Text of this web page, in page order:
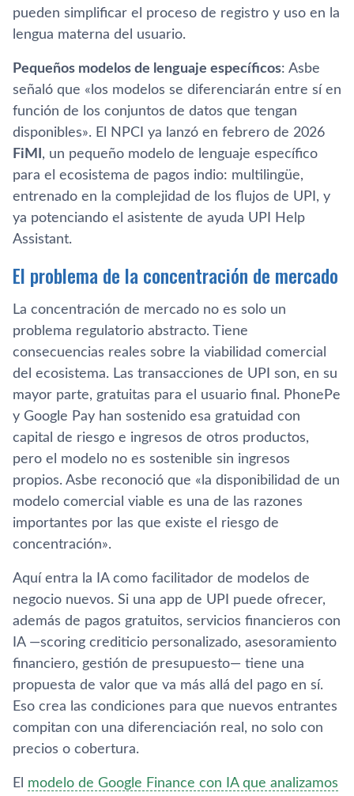
pueden simplificar el proceso de registro y uso en la
lengua materna del usuario.
Pequeños modelos de lenguaje específicos: Asbe
señaló que «los modelos se diferenciarán entre sí en
función de los conjuntos de datos que tengan
disponibles». El NPCI ya lanzó en febrero de 2026
FiMI , un pequeño modelo de lenguaje específico
para el ecosistema de pagos indio: multilingüe,
entrenado en la complejidad de los flujos de UPI, y
ya potenciando el asistente de ayuda UPI Help
Assistant.
El problema de la concentración de mercado
La concentración de mercado no es solo un
problema regulatorio abstracto. Tiene
consecuencias reales sobre la viabilidad comercial
del ecosistema. Las transacciones de UPI son, en su
mayor parte, gratuitas para el usuario final. PhonePe
y Google Pay han sostenido esa gratuidad con
capital de riesgo e ingresos de otros productos,
pero el modelo no es sostenible sin ingresos
propios. Asbe reconoció que «la disponibilidad de un
modelo comercial viable es una de las razones
importantes por las que existe el riesgo de
concentración».
Aquí entra la IA como facilitador de modelos de
negocio nuevos. Si una app de UPI puede ofrecer,
además de pagos gratuitos, servicios financieros con
IA —scoring crediticio personalizado, asesoramiento
financiero, gestión de presupuesto— tiene una
propuesta de valor que va más allá del pago en sí.
Eso crea las condiciones para que nuevos entrantes
compitan con una diferenciación real, no solo con
precios o cobertura.
El modelo de Google Finance con IA que analizamos